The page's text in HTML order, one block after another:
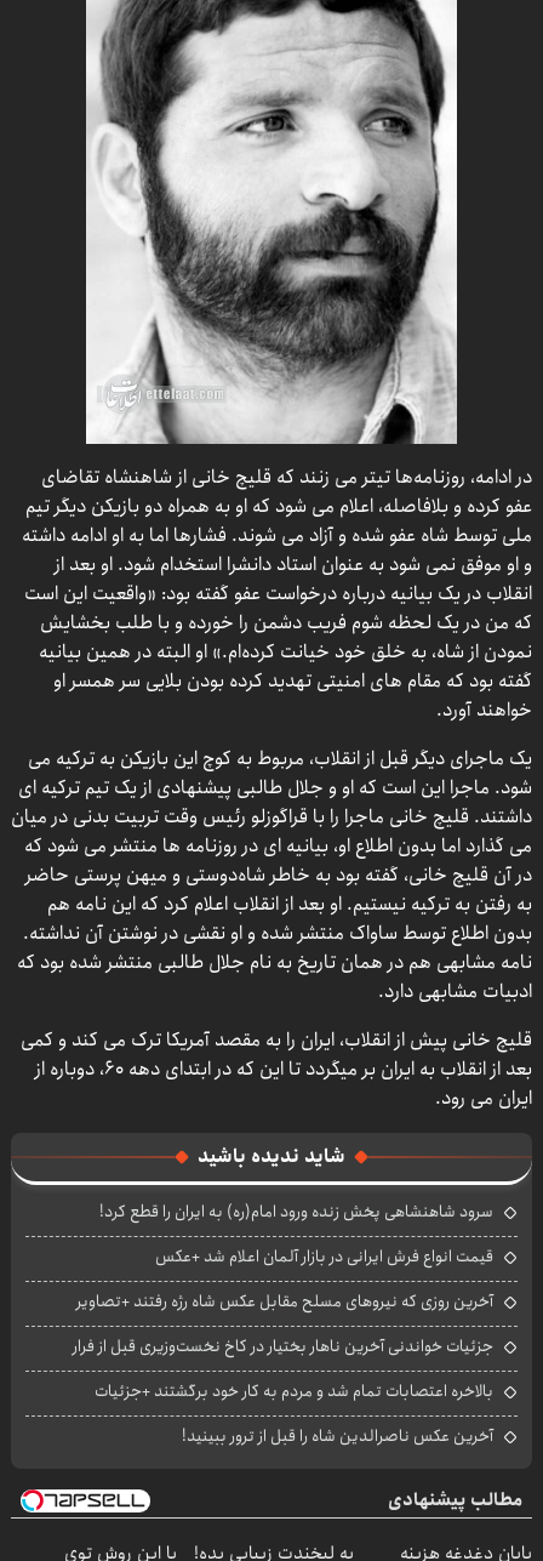
در ادامه، روزنامه‌ها تیتر می زنند که قلیچ خانی از شاهنشاه تقاضای
عفو کرده و بلافاصله، اعلام می شود که او به همراه دو بازیکن دیگر تیم
ملی توسط شاه عفو شده و آزاد می شوند. فشارها اما به او ادامه داشته
و او موفق نمی شود به عنوان استاد دانشرا استخدام شود. او بعد از
انقلاب در یک بیانیه درباره درخواست عفو گفته بود: «واقعیت این است
که من در یک لحظه شوم فریب دشمن را خورده و با طلب بخشایش
نمودن از شاه، به خلق خود خیانت کرده‌ام.» او البته در همین بیانیه
گفته بود که مقام های امنیتی تهدید کرده بودن بلایی سر همسر او
خواهند آورد.
یک ماجرای دیگر قبل از انقلاب، مربوط به کوچ این بازیکن به ترکیه می
شود. ماجرا این است که او و جلال طالبی پیشنهادی از یک تیم ترکیه ای
داشتند. قلیچ خانی ماجرا را با قراگوزلو رئیس وقت تربیت بدنی در میان
می گذارد اما بدون اطلاع او، بیانیه ای در روزنامه ها منتشر می شود که
در آن قلیچ خانی، گفته بود به خاطر شاه‌دوستی و میهن پرستی حاضر
به رفتن به ترکیه نیستیم. او بعد از انقلاب اعلام کرد که این نامه هم
بدون اطلاع توسط ساواک منتشر شده و او نقشی در نوشتن آن نداشته.
نامه مشابهی هم در همان تاریخ به نام جلال طالبی منتشر شده بود که
ادبیات مشابهی دارد.
قلیچ خانی پیش از انقلاب، ایران را به مقصد آمریکا ترک می کند و کمی
بعد از انقلاب به ایران بر میگردد تا این که در ابتدای دهه ۶۰، دوباره از
ایران می رود.
شاید ندیده باشید
سرود شاهنشاهی پخش زنده ورود امام(ره) به ایران را قطع کرد!
قیمت انواع فرش ایرانی در بازار آلمان اعلام شد +عکس
آخرین روزی که نیروهای مسلح مقابل عکس شاه رژه رفتند +تصاویر
جزئیات خواندنی آخرین ناهار بختیار در کاخ نخست‌وزیری قبل از فرار
بالاخره اعتصابات تمام شد و مردم به کار خود برگشتند +جزئیات
آخرین عکس ناصرالدین شاه را قبل از ترور ببینید!
مطالب پیشنهادی
پایان دغدغه هزینه
به لبخندت زیبایی بده! با این روش توی